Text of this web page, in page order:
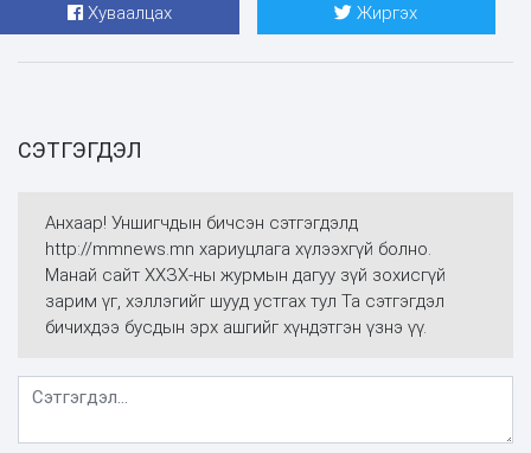
Хуваалцах Жиргэх
СЭТГЭГДЭЛ
Анхаар! Уншигчдын бичсэн сэтгэгдэлд
http://mmnews.mn хариуцлага хүлээхгүй болно.
Манай сайт ХХЗХ-ны журмын дагуу зүй зохисгүй
зарим үг, хэллэгийг шууд устгах тул Та сэтгэгдэл
бичихдээ бусдын эрх ашгийг хүндэтгэн үзнэ үү.